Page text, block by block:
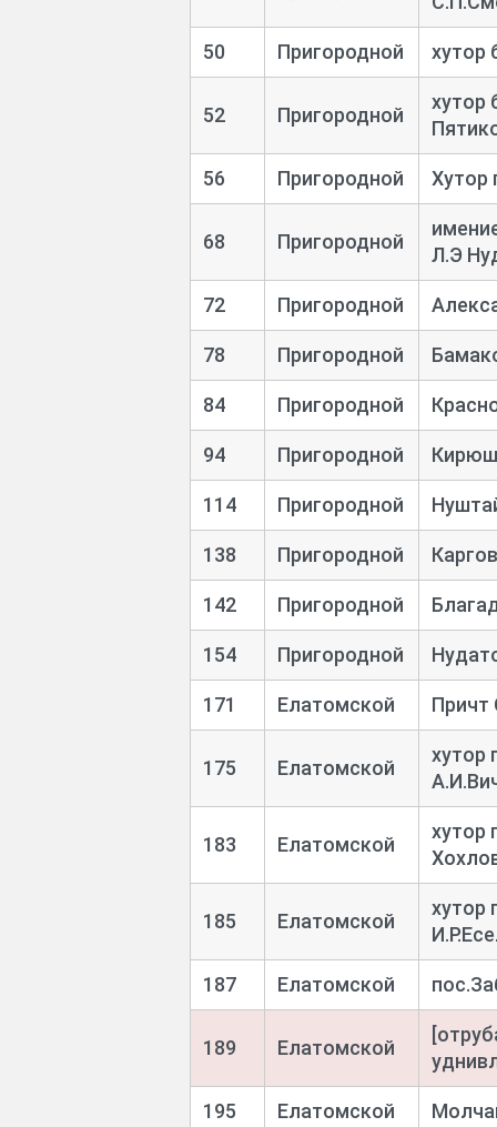
50 Пригородной хутор
52 Пригородной
хутор
56 Пригородной Хутор
68 Пригородной
Л.Э
72 Пригородной
78 Пригородной
84 Пригородной
94 Пригородной
114 Пригородной
138 Пригородной
142 Пригородной
154 Пригородной
171 Елатомской Причт
175 Елатомской
хутор
183 Елатомской
хутор
185 Елатомской
хутор
187 Елатомской
189 Елатомской
195 Елатомской